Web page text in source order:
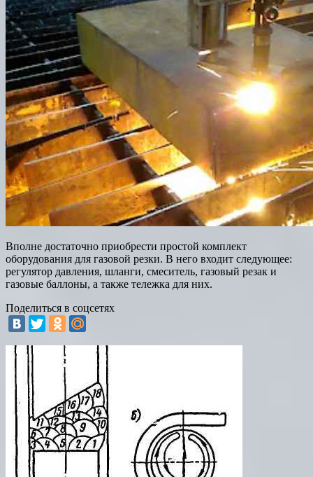
Вполне достаточно приобрести простой комплект
оборудования для газовой резки. В него входит следующее:
регулятор давления, шланги, смеситель, газовый резак и
газовые баллоны, а также тележка для них.
Поделиться в соцсетях